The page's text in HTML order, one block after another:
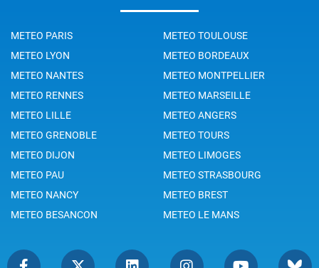
METEO PARIS
METEO TOULOUSE
METEO LYON
METEO BORDEAUX
METEO NANTES
METEO MONTPELLIER
METEO RENNES
METEO MARSEILLE
METEO LILLE
METEO ANGERS
METEO GRENOBLE
METEO TOURS
METEO DIJON
METEO LIMOGES
METEO PAU
METEO STRASBOURG
METEO NANCY
METEO BREST
METEO BESANCON
METEO LE MANS